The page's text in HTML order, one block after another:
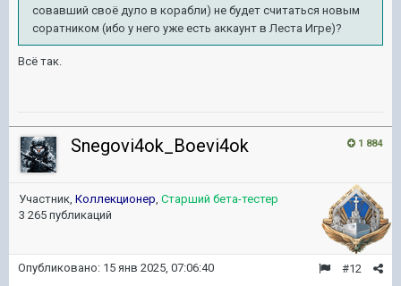
совавший своё дуло в корабли) не будет считаться новым
соратником (ибо у него уже есть аккаунт в Леста Игре)?
Всё так.
1 884
Snegovi4ok_Boevi4ok
Участник, Коллекционер, Старший бета-тестер
3 265 публикаций
#12
Опубликовано: 15 янв 2025, 07:06:40